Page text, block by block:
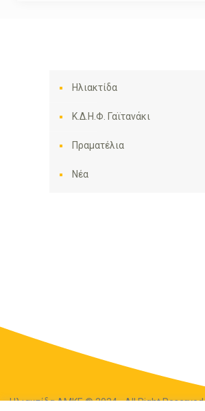
Ηλιακτίδα
Κ.Δ.Η.Φ. Γαϊτανάκι
Πραματέλια
Νέα
Ηλιακτίδα ΑΜΚΕ © 2024 - All Right Reserved